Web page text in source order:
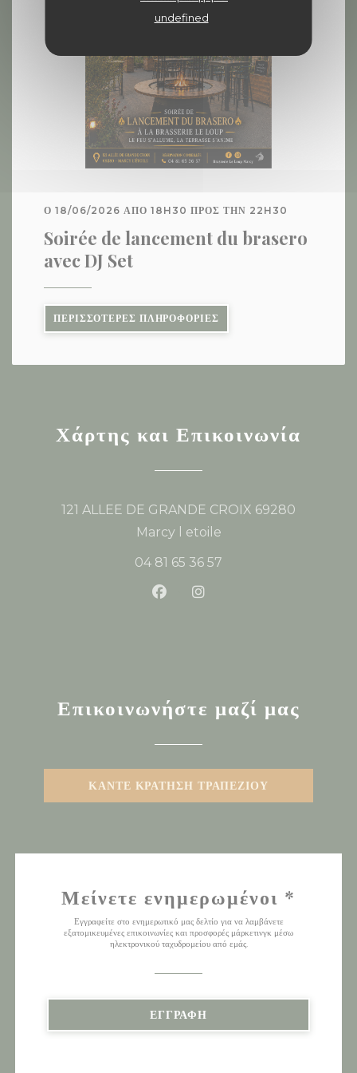
undefined
Ο 18/06/2026 ΑΠΌ 18H30 ΠΡΟΣ ΤΗΝ 22H30
Soirée de lancement du brasero
avec DJ Set
ΠΕΡΙΣΣΌΤΕΡΕΣ ΠΛΗΡΟΦΟΡΊΕΣ
Χάρτης και Επικοινωνία
121 ALLEE DE GRANDE CROIX 69280
Marcy l etoile((ανοίγει σε νέο
04 81 65 36 57
Facebook ((ανοίγει σε νέο
Instagram ((ανοίγει σε
Επικοινωνήστε μαζί μας
ΚΆΝΤΕ ΚΡΆΤΗΣΗ ΤΡΑΠΕΖΙΟΎ
Μείνετε ενημερωμένοι *
Εγγραφείτε στο ενημερωτικό μας δελτίο για να λαμβάνετε
εξατομικευμένες επικοινωνίες και προσφορές μάρκετινγκ μέσω
ηλεκτρονικού ταχυδρομείου από εμάς.
ΕΓΓΡΑΦΉ